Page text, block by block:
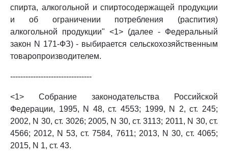
спирта, алкогольной и спиртосодержащей продукции
и об ограничении потребления (распития)
алкогольной продукции" <1> (далее - Федеральный
закон N 171-ФЗ) - выбирается сельскохозяйственным
товаропроизводителем.
--------------------------------
<1> Собрание законодательства Российской
Федерации, 1995, N 48, ст. 4553; 1999, N 2, ст. 245;
2002, N 30, ст. 3026; 2005, N 30, ст. 3113; 2011, N 30, ст.
4566; 2012, N 53, ст. 7584, 7611; 2013, N 30, ст. 4065;
2015, N 1, ст. 43.